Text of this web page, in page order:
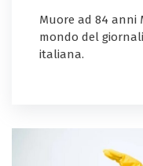
Muore ad 84 anni
mondo del
italiana.